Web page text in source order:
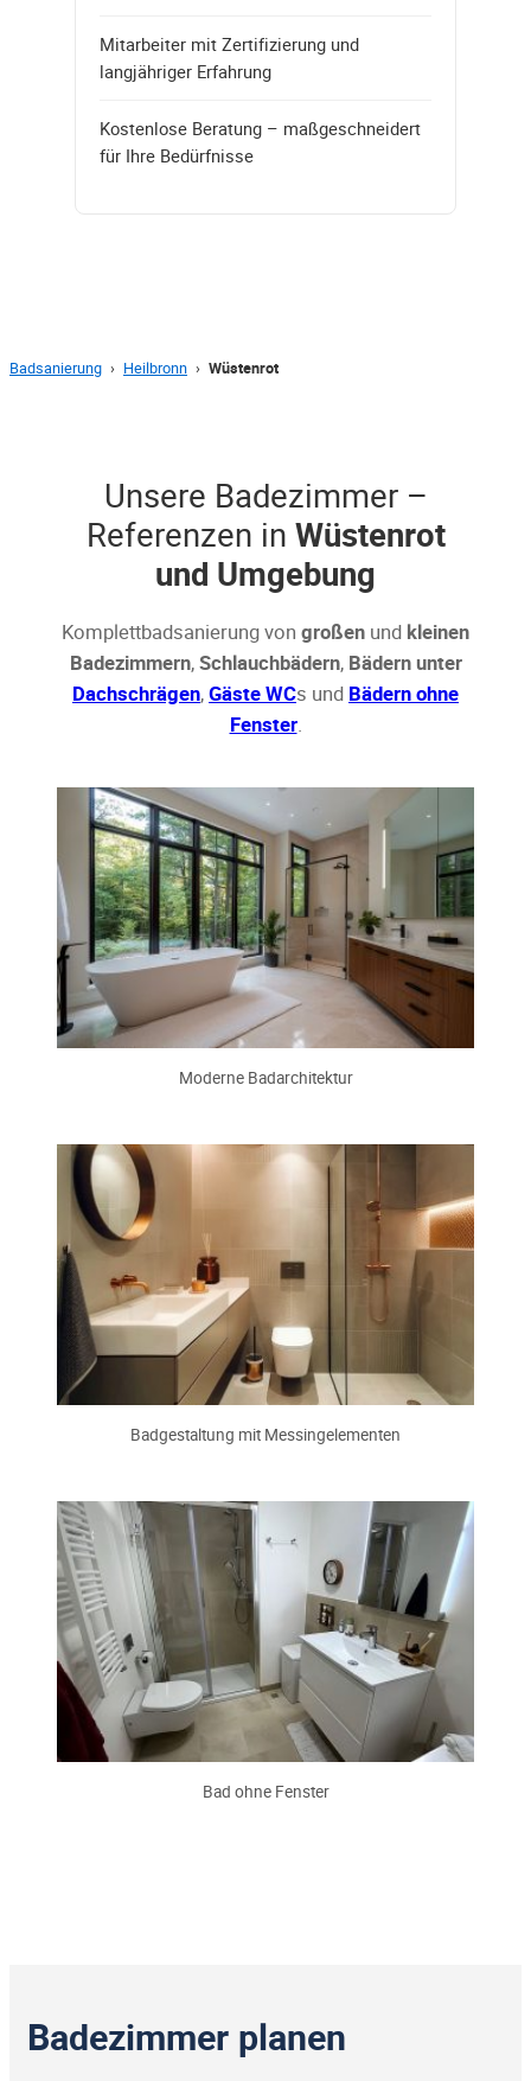
Mitarbeiter mit Zertifizierung und
langjähriger Erfahrung
Kostenlose Beratung – maßgeschneidert
für Ihre Bedürfnisse
Badsanierung › Heilbronn › Wüstenrot
Unsere Badezimmer –
Referenzen in Wüstenrot
und Umgebung
Komplettbadsanierung von großen und kleinen
Badezimmern,Schlauchbädern, Bädern unter
Dachschrägen,Gäste WCs und Bädern ohne
Fenster.
Moderne Badarchitektur
Badgestaltung mit Messingelementen
Bad ohne Fenster
Badezimmer planen